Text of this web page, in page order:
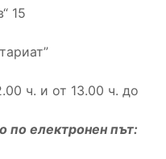
15
ч. и от 13.00 ч. до
по електронен път: